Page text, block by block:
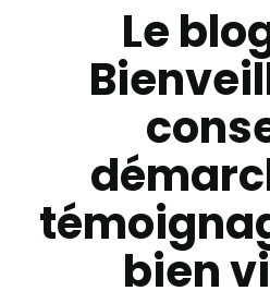
Tarifs &
Partenaires
Blog
Le
bien